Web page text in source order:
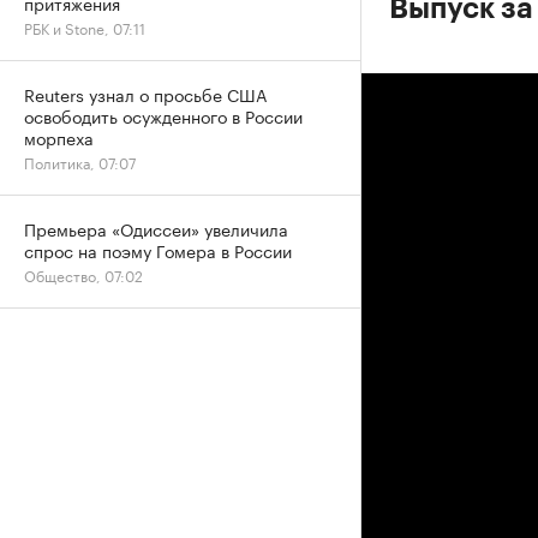
Выпуск
РБК и Stone, 07:11
Reuters узнал о просьбе США
освободить осужденного в России
морпеха
Политика, 07:07
Премьера «Одиссеи» увеличила
спрос на поэму Гомера в России
Общество, 07:02